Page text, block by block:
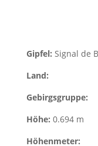
Gipfel: Signal de
Land:
Gebirgsgruppe:
Höhe: 0.694 m
Höhenmeter: